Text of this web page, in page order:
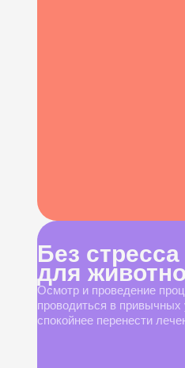
Без стресса
для
Осмотр и проведение
проводиться в привычных
спокойнее перенести